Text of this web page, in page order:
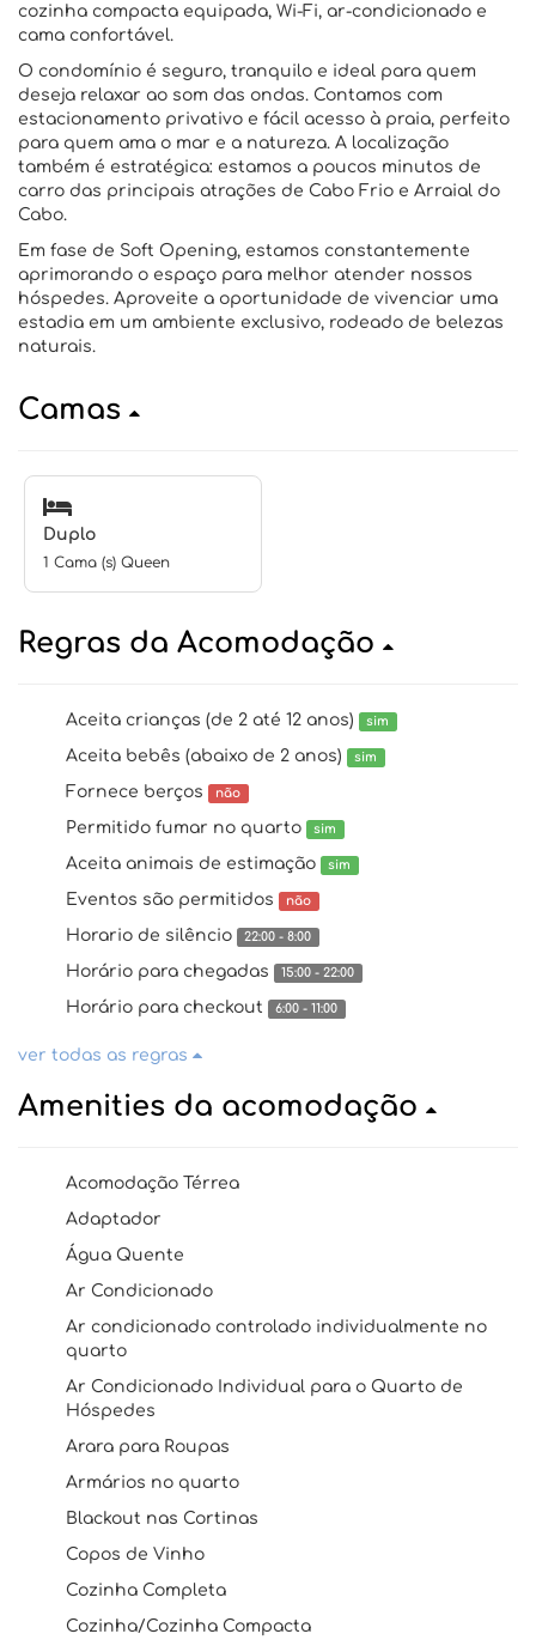
cozinha compacta equipada, Wi-Fi, ar-condicionado e
cama confortável.
O condomínio é seguro, tranquilo e ideal para quem
deseja relaxar ao som das ondas. Contamos com
estacionamento privativo e fácil acesso à praia, perfeito
para quem ama o mar e a natureza. A localização
também é estratégica: estamos a poucos minutos de
carro das principais atrações de Cabo Frio e Arraial do
Cabo.
Em fase de Soft Opening, estamos constantemente
aprimorando o espaço para melhor atender nossos
hóspedes. Aproveite a oportunidade de vivenciar uma
estadia em um ambiente exclusivo, rodeado de belezas
naturais.
Camas
Duplo
1 Cama (s) Queen
Regras da Acomodação
Aceita crianças (de 2 até 12 anos) sim
Aceita bebês (abaixo de 2 anos) sim
Fornece berços não
Permitido fumar no quarto sim
Aceita animais de estimação sim
Eventos são permitidos não
Horario de silêncio 22:00 - 8:00
Horário para chegadas 15:00 - 22:00
Horário para checkout 6:00 - 11:00
ver todas as regras
Amenities da acomodação
Acomodação Térrea
Adaptador
Água Quente
Ar Condicionado
Ar condicionado controlado individualmente no
quarto
Ar Condicionado Individual para o Quarto de
Hóspedes
Arara para Roupas
Armários no quarto
Blackout nas Cortinas
Copos de Vinho
Cozinha Completa
Cozinha/Cozinha Compacta